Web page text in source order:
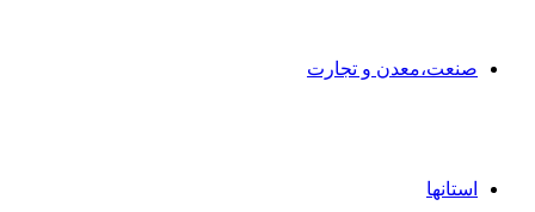
صنعت،معدن و تجارت
استانها